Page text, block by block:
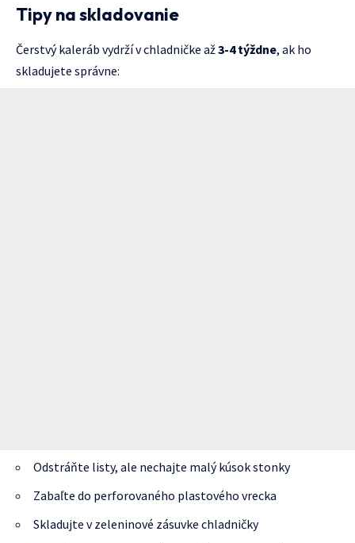
Tipy na skladovanie
Čerstvý kaleráb vydrží v chladničke až3-4 týždne, ak ho
skladujete správne:
Odstráňte listy, ale nechajte malý kúsok stonky
Zabaľte do perforovaného plastového vrecka
Skladujte v zeleninové zásuvke chladničky